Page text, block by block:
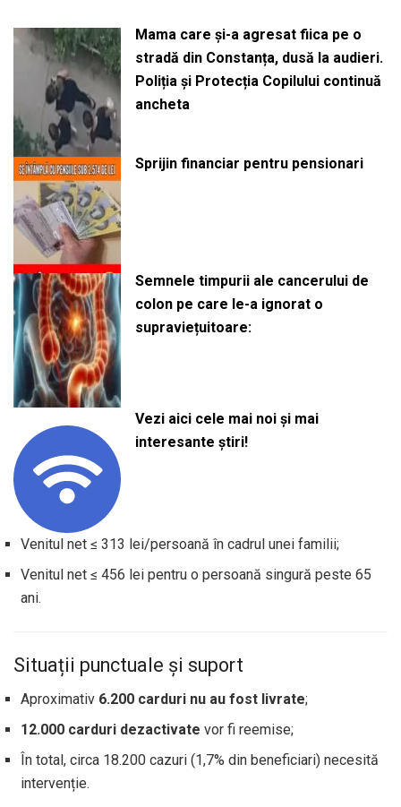
Mama care și-a agresat fiica pe o
stradă din Constanța, dusă la audieri.
Poliția și Protecția Copilului continuă
ancheta
Sprijin financiar pentru pensionari
Semnele timpurii ale cancerului de
colon pe care le-a ignorat o
supraviețuitoare:
Vezi aici cele mai noi și mai
interesante știri!
Venitul net ≤ 313 lei/persoană în cadrul unei familii;
Venitul net ≤ 456 lei pentru o persoană singură peste 65
ani.
Situații punctuale și suport
Aproximativ 6.200 carduri nu au fost livrate;
12.000 carduri dezactivate vor fi reemise;
În total, circa 18.200 cazuri (1,7% din beneficiari) necesită
intervenție.